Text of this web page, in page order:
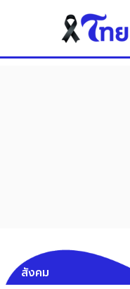
สังคม